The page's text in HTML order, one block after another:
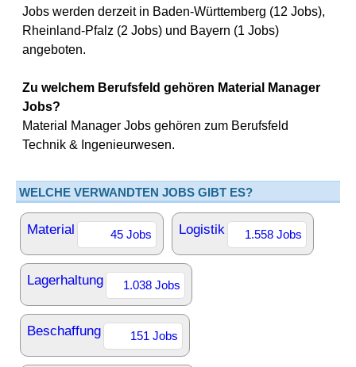
Jobs werden derzeit in Baden-Württemberg (12 Jobs),
Rheinland-Pfalz (2 Jobs) und Bayern (1 Jobs)
angeboten.
Zu welchem Berufsfeld gehören Material Manager
Jobs?
Material Manager Jobs gehören zum Berufsfeld
Technik & Ingenieurwesen.
WELCHE VERWANDTEN JOBS GIBT ES?
Material 45 Jobs Logistik 1.558 Jobs
Lagerhaltung 1.038 Jobs
Beschaffung 151 Jobs